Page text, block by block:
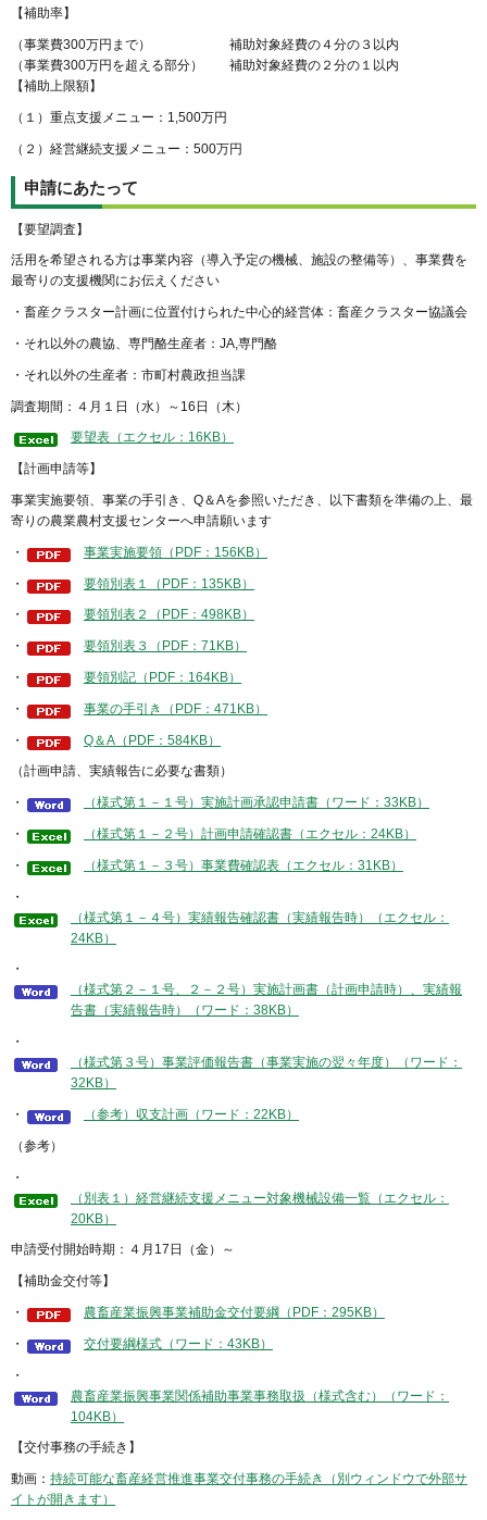
【補助率】
（事業費300万円まで） 補助対象経費の４分の３以内
（事業費300万円を超える部分） 補助対象経費の２分の１以内
【補助上限額】
（１）重点支援メニュー：1,500万円
（２）経営継続支援メニュー：500万円
申請にあたって
【要望調査】
活用を希望される方は事業内容（導入予定の機械、施設の整備等）、事業費を
最寄りの支援機関にお伝えください
・畜産クラスター計画に位置付けられた中心的経営体：畜産クラスター協議会
・それ以外の農協、専門酪生産者：JA,専門酪
・それ以外の生産者：市町村農政担当課
調査期間：４月１日（水）～16日（木）
要望表（エクセル：16KB）
【計画申請等】
事業実施要領、事業の手引き、Q＆Aを参照いただき、以下書類を準備の上、最
寄りの農業農村支援センターへ申請願います
・ 事業実施要領（PDF：156KB）
・ 要領別表１（PDF：135KB）
・ 要領別表２（PDF：498KB）
・ 要領別表３（PDF：71KB）
・ 要領別記（PDF：164KB）
・ 事業の手引き（PDF：471KB）
・ Q＆A（PDF：584KB）
（計画申請、実績報告に必要な書類）
・ （様式第１－１号）実施計画承認申請書（ワード：33KB）
・ （様式第１－２号）計画申請確認書（エクセル：24KB）
・ （様式第１－３号）事業費確認表（エクセル：31KB）
・
（様式第１－４号）実績報告確認書（実績報告時）（エクセル：
24KB）
・
（様式第２－１号、２－２号）実施計画書（計画申請時）、実績報
告書（実績報告時）（ワード：38KB）
・
（様式第３号）事業評価報告書（事業実施の翌々年度）（ワード：
32KB）
・ （参考）収支計画（ワード：22KB）
（参考）
・
（別表１）経営継続支援メニュー対象機械設備一覧（エクセル：
20KB）
申請受付開始時期：４月17日（金）～
【補助金交付等】
・ 農畜産業振興事業補助金交付要綱（PDF：295KB）
・ 交付要綱様式（ワード：43KB）
・
農畜産業振興事業関係補助事業事務取扱（様式含む）（ワード：
104KB）
【交付事務の手続き】
動画： 持続可能な畜産経営推進事業交付事務の手続き（別ウィンドウで外部サ
イトが開きます）